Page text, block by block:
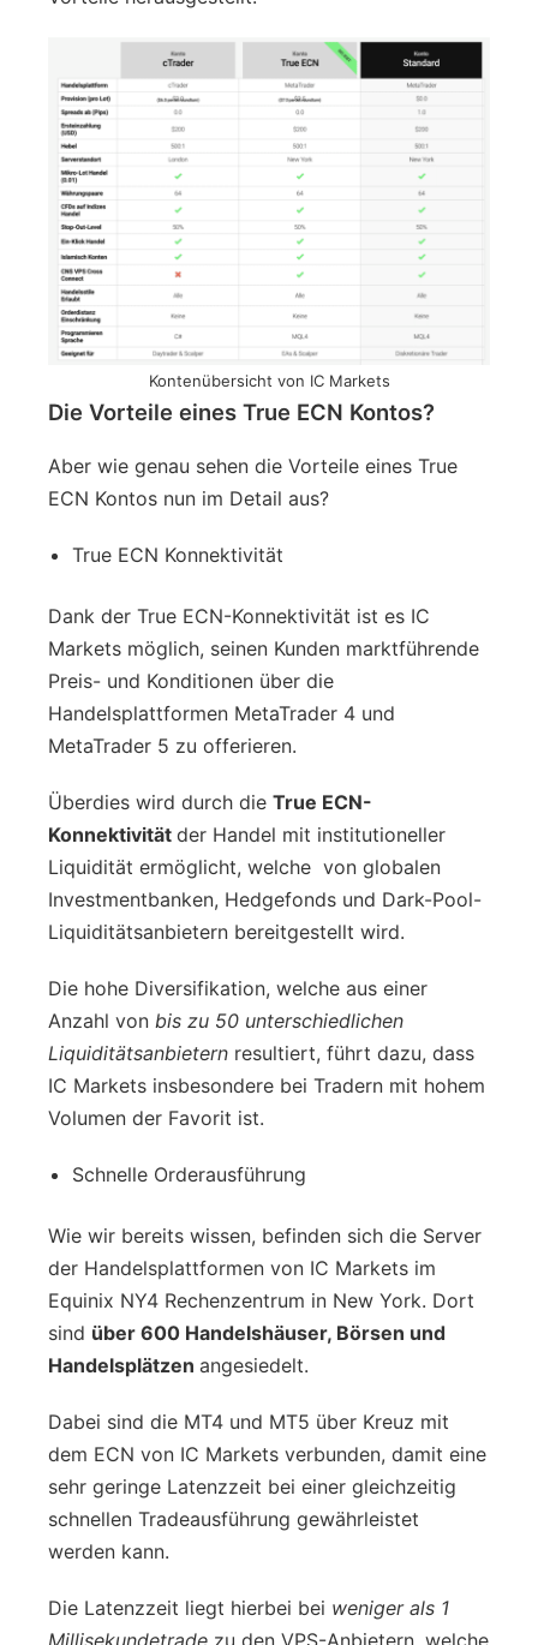
Kontenübersicht von IC Markets
Die Vorteile eines True ECN Kontos?
Aber wie genau sehen die Vorteile eines True
ECN Kontos nun im Detail aus?
True ECN Konnektivität
Dank der True ECN-Konnektivität ist es IC
Markets möglich, seinen Kunden marktführende
Preis- und Konditionen über die
Handelsplattformen MetaTrader 4 und
MetaTrader 5 zu offerieren.
Überdies wird durch die True ECN-
Konnektivität der Handel mit institutioneller
Liquidität ermöglicht, welche von globalen
Investmentbanken, Hedgefonds und Dark-Pool-
Liquiditätsanbietern bereitgestellt wird.
Die hohe Diversifikation, welche aus einer
Anzahl von bis zu 50 unterschiedlichen
Liquiditätsanbietern resultiert, führt dazu, dass
IC Markets insbesondere bei Tradern mit hohem
Volumen der Favorit ist.
Schnelle Orderausführung
Wie wir bereits wissen, befinden sich die Server
der Handelsplattformen von IC Markets im
Equinix NY4 Rechenzentrum in New York. Dort
sind über 600 Handelshäuser, Börsen und
Handelsplätzen angesiedelt.
Dabei sind die MT4 und MT5 über Kreuz mit
dem ECN von IC Markets verbunden, damit eine
sehr geringe Latenzzeit bei einer gleichzeitig
schnellen Tradeausführung gewährleistet
werden kann.
Die Latenzzeit liegt hierbei bei weniger als 1